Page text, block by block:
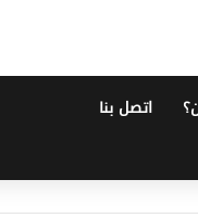
اتصل بنا